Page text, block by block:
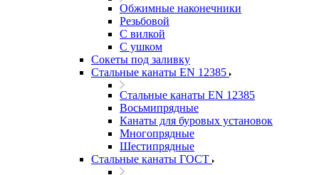
Обжимные наконечники
Резьбовой
С вилкой
С ушком
Сокеты под заливку
Стальные канаты EN 12385
Стальные канаты EN 12385
Восьмипрядные
Канаты для буровых установок
Многопрядные
Шестипрядные
Стальные канаты ГОСТ